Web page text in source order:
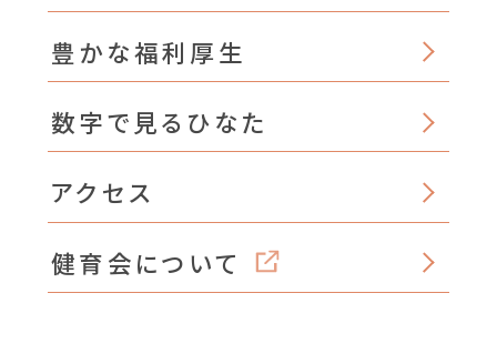
豊かな福利厚生
数字で見るひなた
アクセス
健育会について